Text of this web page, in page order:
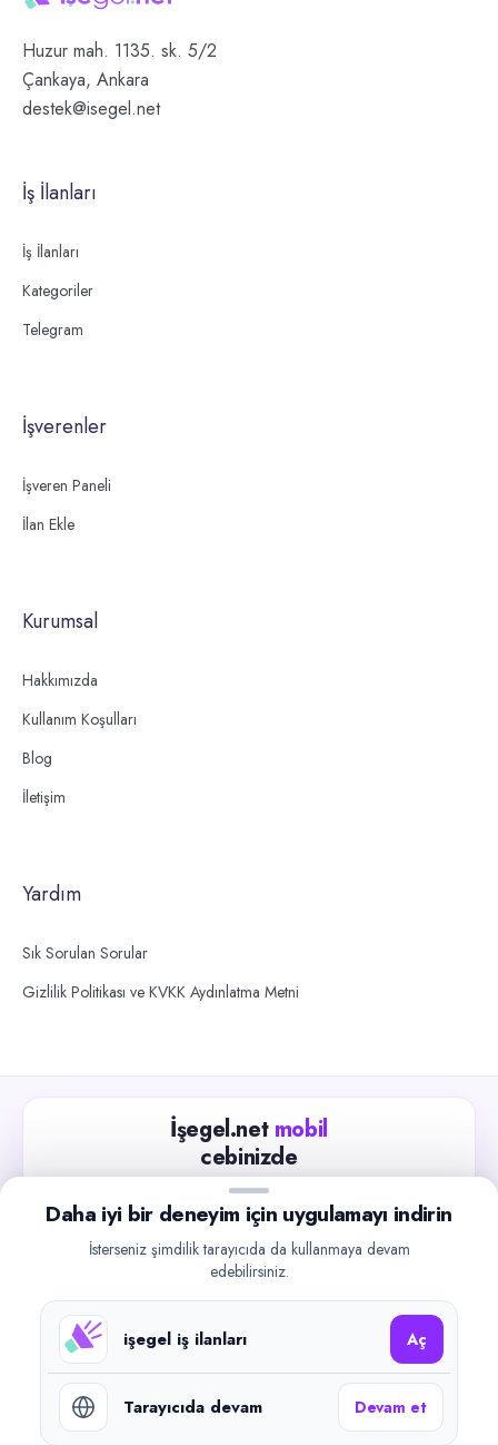
Huzur mah. 1135. sk. 5/2
Çankaya, Ankara
destek@isegel.net
İş İlanları
İş İlanları
Kategoriler
Telegram
İşverenler
İşveren Paneli
İlan Ekle
Kurumsal
Hakkımızda
Kullanım Koşulları
Blog
İletişim
Yardım
Sık Sorulan Sorular
Gizlilik Politikası ve KVKK Aydınlatma Metni
İşegel.net mobil
cebinizde
Güncel iş ilanlarını takip edin, işverenlerle hızlıca
iletişime geçin.
Google Play
©2026işegel.net. Tüm hakları saklıdır.
Daha iyi bir deneyim için uygulamayı indirin
İsterseniz şimdilik tarayıcıda da kullanmaya devam
edebilirsiniz.
işegel iş ilanları Aç
Tarayıcıda devam Devam et